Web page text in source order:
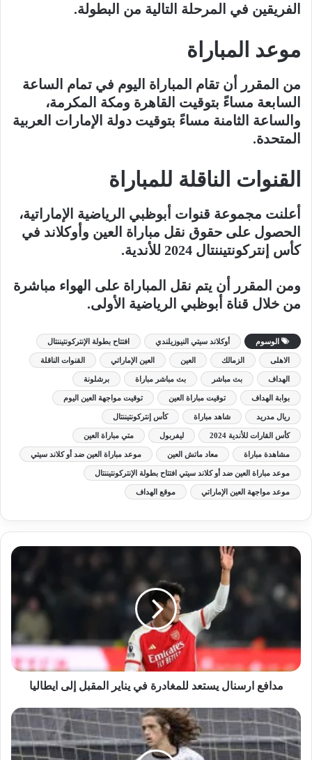
الفريقين في المرحلة التالية من البطولة.
موعد المباراة
من المقرر أن تقام المباراة اليوم في تمام الساعة
السابعة مساءً بتوقيت القاهرة ومكة المكرمة،
والساعة الثامنة مساءً بتوقيت دولة الإمارات العربية
المتحدة.
القنوات الناقلة للمباراة
أعلنت مجموعة قنوات أبوظبي الرياضية الإماراتية،
الحصول على حقوق نقل مباراة العين وأوكلاند في
كأس إنتركونتيننتال 2024 للأندية.
ومن المقرر أن يتم نقل المباراة على الهواء مباشرة
من خلال قناة أبوظبي الرياضية الأولى.
الوسوم أوكلاند سيتي النيوزيلندي افتتاح بطولة الإنتركونتيننتال
الاهلى الزمالك العين العين الإماراتي القنوات الناقلة
الهداف بث مباشر بث مباشر مباراة برشلونة
بوابة الهداف توقيت مباراة العين توقيت مواجهة العين اليوم
ريال مدريد شاهد مباراة كأس إنتركونتيننتال
كأس القارات للأندية 2024 ليفربول متي مباراة العين
مشاهدة مباراة معاد ماتش العين موعد مباراة العين ضد أو كلاند سيتي
موعد مباراة العين ضد أو كلاند سيتي افتتاح بطولة الإنتركونتيننتال
موعد مواجهة العين الإماراتي موقع الهداف
مدافع ارسنال يستعد للمغادرة في يناير المقبل إلى ايطاليا